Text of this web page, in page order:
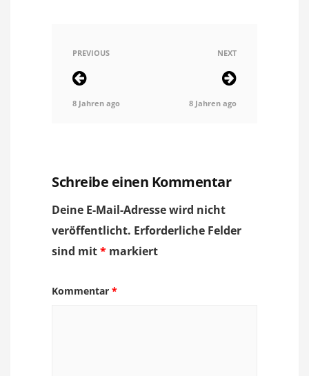
PREVIOUS
8 Jahren ago
NEXT
8 Jahren ago
Schreibe einen Kommentar
Deine E-Mail-Adresse wird nicht
veröffentlicht. Erforderliche Felder
sind mit* markiert
Kommentar *